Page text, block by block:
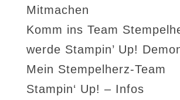
Mitmachen
Komm ins Team
werde Stampin’ Up!
Mein Stempelherz-Team
Stampin‘ Up! – Infos